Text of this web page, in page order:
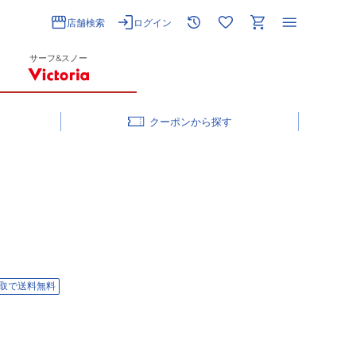
店舗検索 ログイン
サーフ&スノー
クーポン
で送料無料